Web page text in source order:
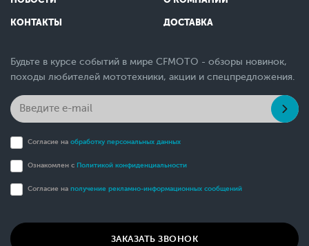
КОНТАКТЫ ДОСТАВКА
Будьте в курсе событий в мире CFMOTO - обзоры новинок,
походы любителей мототехники, акции и спецпредложения.
Согласие на обработку персональных данных
Ознакомлен с Политикой конфиденциальности
Согласие на получение рекламно-информационных сообщений
ЗАКАЗАТЬ ЗВОНОК